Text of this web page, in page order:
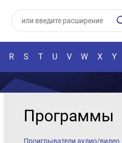
R S T U V W X Y
Программы
Проигрыватели аудио/видео